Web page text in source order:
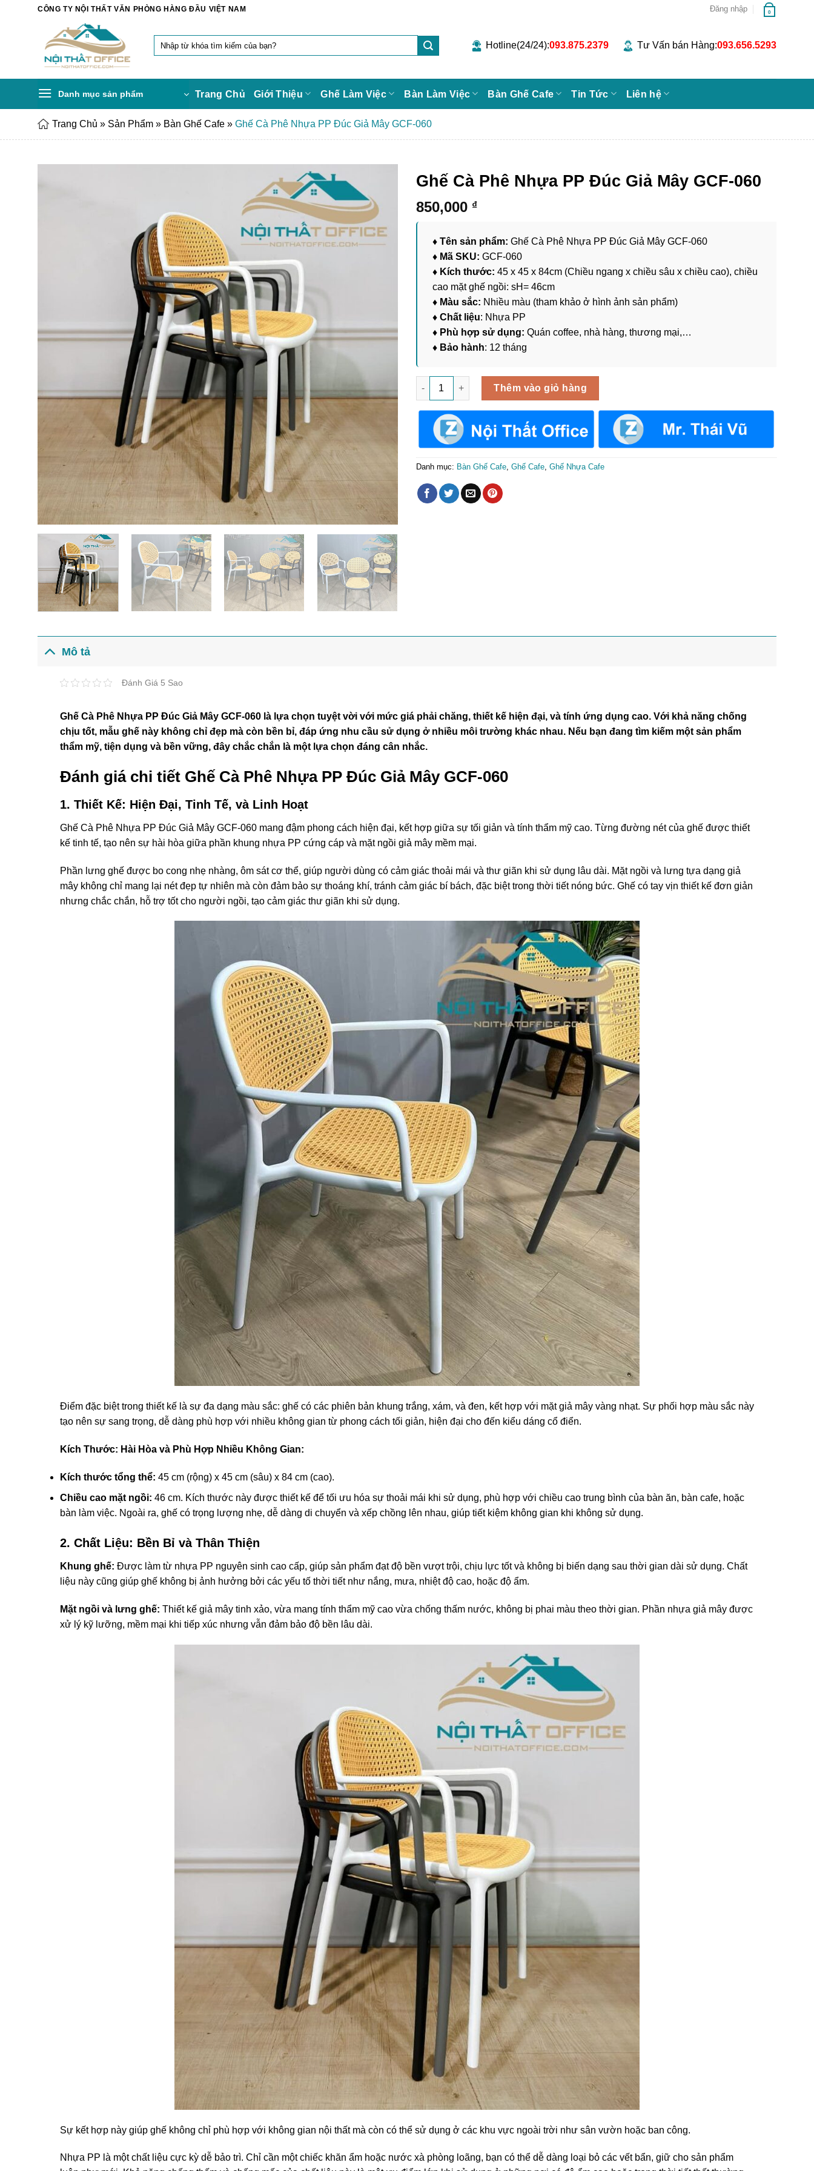
CÔNG TY NỘI THẤT VĂN PHÒNG HÀNG ĐẦU VIỆT NAM Đăng nhập 0
kiếm:
Hotline(24/24):093.875.2379 Tư Vấn bán Hàng:093.656.5293
Danh mục sản phẩm Trang Chủ Giới Thiệu Ghế Làm Việc Bàn Làm Việc Bàn Ghế Cafe Tin Tức Liên hệ
Trang Chủ » Sản Phẩm » Bàn Ghế Cafe » Ghế Cà Phê Nhựa PP Đúc Giả Mây GCF-060
Ghế Cà Phê Nhựa PP Đúc Giả Mây GCF-060
850,000 ₫
♦ Tên sản phẩm: Ghế Cà Phê Nhựa PP Đúc Giả Mây GCF-060
♦ Mã SKU: GCF-060
♦ Kích thước: 45 x 45 x 84cm (Chiều ngang x chiều sâu x chiều cao), chiều
cao mặt ghế ngồi: sH= 46cm
♦ Màu sắc: Nhiều màu (tham khảo ở hình ảnh sản phẩm)
♦ Chất liệu: Nhựa PP
♦ Phù hợp sử dụng: Quán coffee, nhà hàng, thương mại,…
♦ Bảo hành: 12 tháng
Ghế Cà Phê Nhựa PP Đúc Giả Mây GCF-060 số lượng
Thêm vào giỏ hàng
Danh mục: Bàn Ghế Cafe Ghế Cafe Ghế Nhựa Cafe
Mô tả
Đánh Giá 5 Sao
Ghế Cà Phê Nhựa PP Đúc Giả Mây GCF-060 là lựa chọn tuyệt vời với mức giá phải chăng, thiết kế hiện đại, và tính ứng dụng cao. Với khả năng chống
chịu tốt, mẫu ghế này không chỉ đẹp mà còn bền bỉ, đáp ứng nhu cầu sử dụng ở nhiều môi trường khác nhau. Nếu bạn đang tìm kiếm một sản phẩm
thẩm mỹ, tiện dụng và bền vững, đây chắc chắn là một lựa chọn đáng cân nhắc.
Đánh giá chi tiết Ghế Cà Phê Nhựa PP Đúc Giả Mây GCF-060
1. Thiết Kế: Hiện Đại, Tinh Tế, và Linh Hoạt
Ghế Cà Phê Nhựa PP Đúc Giả Mây GCF-060 mang đậm phong cách hiện đại, kết hợp giữa sự tối giản và tính thẩm mỹ cao. Từng đường nét của ghế được thiết
kế tinh tế, tạo nên sự hài hòa giữa phần khung nhựa PP cứng cáp và mặt ngồi giả mây mềm mại.
Phần lưng ghế được bo cong nhẹ nhàng, ôm sát cơ thể, giúp người dùng có cảm giác thoải mái và thư giãn khi sử dụng lâu dài. Mặt ngồi và lưng tựa dạng giả
mây không chỉ mang lại nét đẹp tự nhiên mà còn đảm bảo sự thoáng khí, tránh cảm giác bí bách, đặc biệt trong thời tiết nóng bức. Ghế có tay vịn thiết kế đơn giản
nhưng chắc chắn, hỗ trợ tốt cho người ngồi, tạo cảm giác thư giãn khi sử dụng.
Điểm đặc biệt trong thiết kế là sự đa dạng màu sắc: ghế có các phiên bản khung trắng, xám, và đen, kết hợp với mặt giả mây vàng nhạt. Sự phối hợp màu sắc này
tạo nên sự sang trọng, dễ dàng phù hợp với nhiều không gian từ phong cách tối giản, hiện đại cho đến kiểu dáng cổ điển.
Kích Thước: Hài Hòa và Phù Hợp Nhiều Không Gian:
Kích thước tổng thể: 45 cm (rộng) x 45 cm (sâu) x 84 cm (cao).
Chiều cao mặt ngồi: 46 cm. Kích thước này được thiết kế để tối ưu hóa sự thoải mái khi sử dụng, phù hợp với chiều cao trung bình của bàn ăn, bàn cafe, hoặc
bàn làm việc. Ngoài ra, ghế có trọng lượng nhẹ, dễ dàng di chuyển và xếp chồng lên nhau, giúp tiết kiệm không gian khi không sử dụng.
2. Chất Liệu: Bền Bỉ và Thân Thiện
Khung ghế: Được làm từ nhựa PP nguyên sinh cao cấp, giúp sản phẩm đạt độ bền vượt trội, chịu lực tốt và không bị biến dạng sau thời gian dài sử dụng. Chất
liệu này cũng giúp ghế không bị ảnh hưởng bởi các yếu tố thời tiết như nắng, mưa, nhiệt độ cao, hoặc độ ẩm.
Mặt ngồi và lưng ghế: Thiết kế giả mây tinh xảo, vừa mang tính thẩm mỹ cao vừa chống thấm nước, không bị phai màu theo thời gian. Phần nhựa giả mây được
xử lý kỹ lưỡng, mềm mại khi tiếp xúc nhưng vẫn đảm bảo độ bền lâu dài.
Sự kết hợp này giúp ghế không chỉ phù hợp với không gian nội thất mà còn có thể sử dụng ở các khu vực ngoài trời như sân vườn hoặc ban công.
Nhựa PP là một chất liệu cực kỳ dễ bảo trì. Chỉ cần một chiếc khăn ẩm hoặc nước xà phòng loãng, bạn có thể dễ dàng loại bỏ các vết bẩn, giữ cho sản phẩm